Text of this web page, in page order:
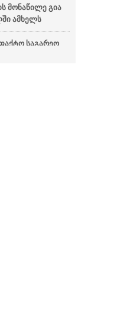
მონაწილე გია
ამხელს
საგარეო